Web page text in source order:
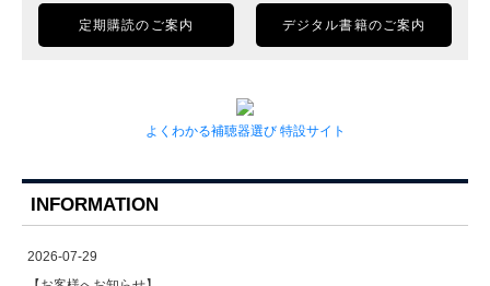
定期購読のご案内 デジタル書籍のご案内
よくわかる補聴器選び 特設サイト
INFORMATION
2026-07-29